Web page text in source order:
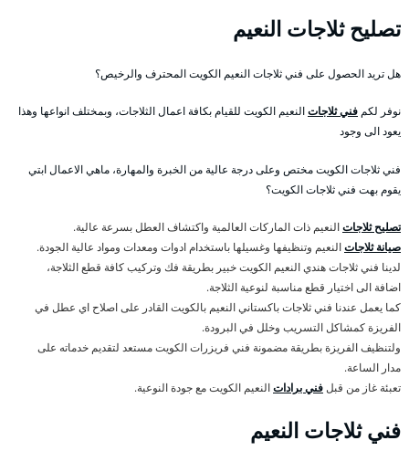
تصليح ثلاجات النعيم
هل تريد الحصول على فني ثلاجات النعيم الكويت المحترف والرخيص؟
نوفر لكم فني ثلاجاتالنعيم الكويت للقيام بكافة اعمال الثلاجات، وبمختلف انواعها وهذا
يعود الى وجود
فني ثلاجات الكويت مختص وعلى درجة عالية من الخبرة والمهارة، ماهي الاعمال ابتي
يقوم بهت فني ثلاجات الكويت؟
تصليح ثلاجاتالنعيم ذات الماركات العالمية واكتشاف العطل بسرعة عالية.
صيانة ثلاجاتالنعيم وتنظيفها وغسيلها باستخدام ادوات ومعدات ومواد عالية الجودة.
لدينا فني ثلاجات هندي النعيم الكويت خبير بطريقة فك وتركيب كافة قطع الثلاجة،
اضافة الى اختيار قطع مناسبة لنوعية الثلاجة.
كما يعمل عندنا فني ثلاجات باكستاني النعيم بالكويت القادر على اصلاح اي عطل في
الفريزة كمشاكل التسريب وخلل في البرودة.
ولتنظيف الفريزة بطريقة مضمونة فني فريزرات الكويت مستعد لتقديم خدماته على
مدار الساعة.
تعبئة غاز من قبلفني براداتالنعيم الكويت مع جودة النوعية.
فني ثلاجات النعيم